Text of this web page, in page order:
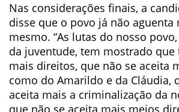
Nas considerações finais, a
disse que o povo já não aguenta
mesmo. “As lutas do nosso
da juventude, tem mostrado
mais direitos, que não se aceita
como do Amarildo e da Cláudia,
aceita mais a criminalização da
que não se aceita mais meios